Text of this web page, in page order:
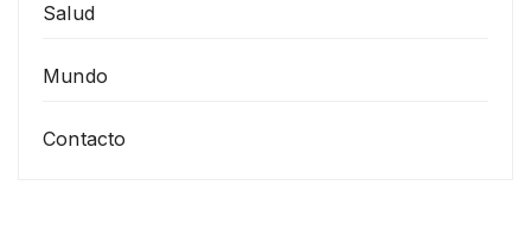
Salud
Mundo
Contacto